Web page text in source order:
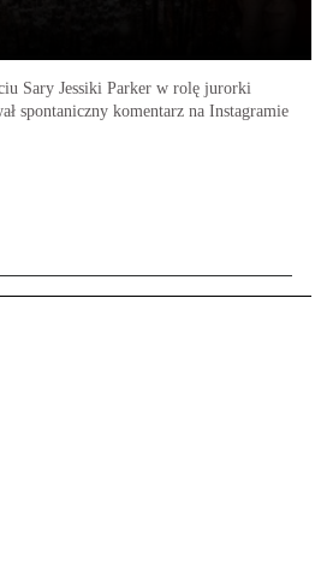
Sary Jessiki Parker w rolę jurorki
spontaniczny komentarz na Instagramie